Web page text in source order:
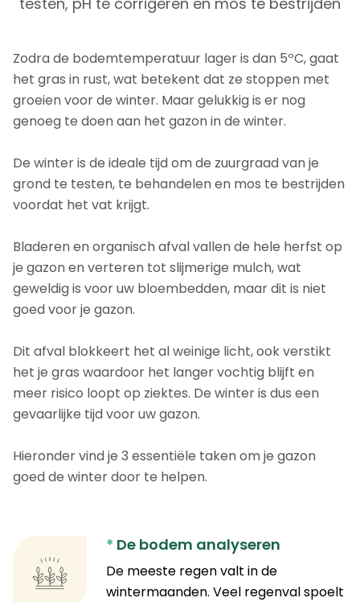
Zodra de bodemtemperatuur lager is dan 5ºC, gaat
het gras in rust, wat betekent dat ze stoppen met
groeien voor de winter. Maar gelukkig is er nog
genoeg te doen aan het gazon in de winter.
De winter is de ideale tijd om de zuurgraad van je
grond te testen, te behandelen en mos te bestrijden
voordat het vat krijgt.
Bladeren en organisch afval vallen de hele herfst op
je gazon en verteren tot slijmerige mulch, wat
geweldig is voor uw bloembedden, maar dit is niet
goed voor je gazon.
Dit afval blokkeert het al weinige licht, ook verstikt
het je gras waardoor het langer vochtig blijft en
meer risico loopt op ziektes. De winter is dus een
gevaarlijke tijd voor uw gazon.
Hieronder vind je 3 essentiële taken om je gazon
goed de winter door te helpen.
* De bodem analyseren
De meeste regen valt in de
wintermaanden. Veel regenval spoelt